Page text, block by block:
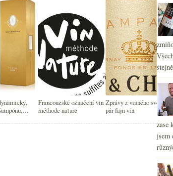
Francouzské označení vin
méthode nature
Zprávy z vinného světa a
pár fajn vín
zase
jsem